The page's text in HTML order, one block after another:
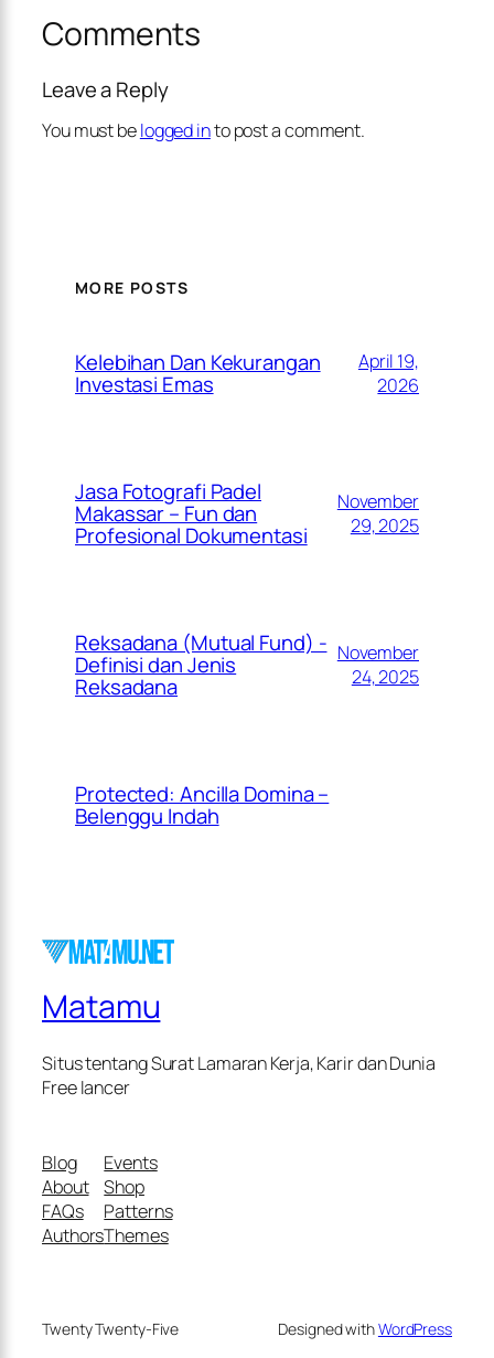
Comments
Leave a Reply
You must belogged into post a comment.
MORE POSTS
Kelebihan Dan Kekurangan
Investasi Emas
April 19,
2026
Jasa Fotografi Padel
Makassar – Fun dan
Profesional Dokumentasi
November
29, 2025
Reksadana (Mutual Fund) -
Definisi dan Jenis
Reksadana
November
24, 2025
Protected: Ancilla Domina –
Belenggu Indah
Matamu
Situs tentang Surat Lamaran Kerja, Karir dan Dunia
Free lancer
Blog
About
FAQs
Authors
Events
Shop
Patterns
Themes
Twenty Twenty-Five Designed withWordPress